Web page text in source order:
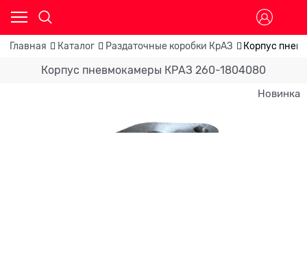
Главная Каталог Раздаточные коробки КрАЗ Корпус
Корпус пневмокамеры КРАЗ 260-1804080
Новинка